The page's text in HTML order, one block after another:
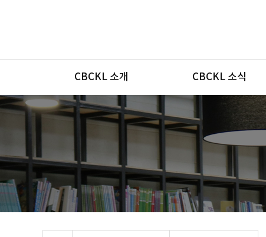
메뉴
CBCKL 소개 CBCKL 소식